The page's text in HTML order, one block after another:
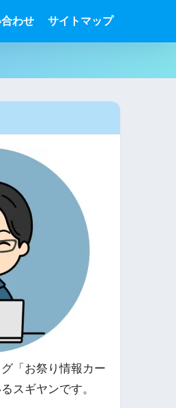
わせ サイトマップ
「お祭り情報カー
スギヤンです。